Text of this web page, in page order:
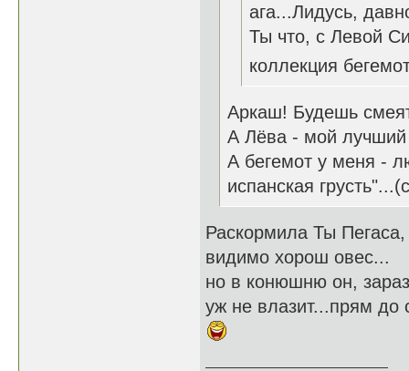
ага...Лидусь,
Ты что, с Левой
коллекция
Аркаш! Будешь
А Лёва - мой лучший
А бегемот у меня -
испанская
Раскормила Ты Пегаса,
видимо хорош овес...
но в конюшню он,
уж не влазит...прям до